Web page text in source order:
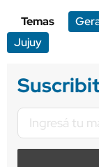
Temas
Jujuy